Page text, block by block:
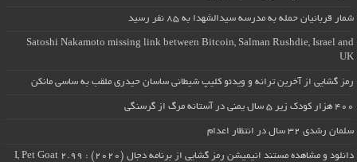
شمار قربانیان حمله به مدرسه سیدالشهدا به ۸۵ نفر رسید
Satoshi Nakamoto missing link between Bitcoin, Salman Rushdie, Israel and
UK
رمز گشایی از آخرین ترانه و ویدئو کلیپ شیطانی ساسان حیدری ملقب به ساسی مانکن
۴۰۰ هزار کودک زیر ۵ سال یمنی در آستانه مرگ از گرسنگی
سلمان رشدی ۳۲ سال در انتظار اعدام
دانلود و مشاهده مستند انیمیشن رمز گشایی از برنامه دجال (۲۰۲۰) : I, Pet Goat 2.99